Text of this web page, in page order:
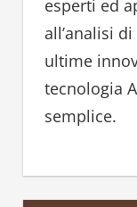
esperti ed
all’analisi
ultime
tecnologia
semplice.